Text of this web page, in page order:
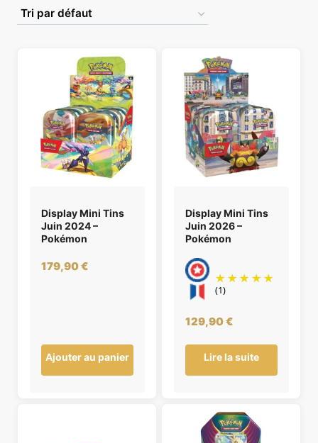
Display Mini Tins
Juin 2024 –
Pokémon
179,90€
Ajouter au panier
Display Mini Tins
Juin 2026 –
Pokémon
(1)
129,90€
Lire la suite